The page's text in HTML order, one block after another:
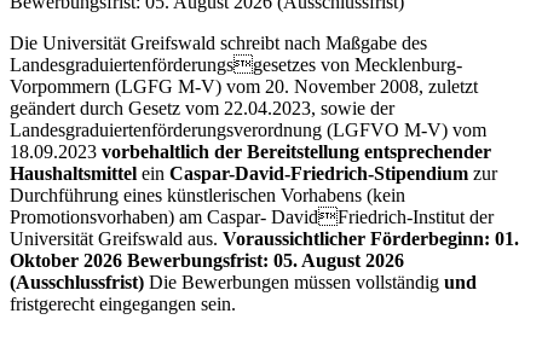
Die Universität Greifswald schreibt nach Maßgabe des
Landesgraduiertenförderungsgesetzes von Mecklenburg-
Vorpommern (LGFG M-V) vom 20. November 2008, zuletzt
geändert durch Gesetz vom 22.04.2023, sowie der
Landesgraduiertenförderungsverordnung (LGFVO M-V) vom
18.09.2023 vorbehaltlich der Bereitstellung entsprechender
Haushaltsmittel ein Caspar-David-Friedrich-Stipendium zur
Durchführung eines künstlerischen Vorhabens (kein
Promotionsvorhaben) am Caspar- DavidFriedrich-Institut der
Universität Greifswald aus. Voraussichtlicher Förderbeginn: 01.
Oktober 2026 Bewerbungsfrist: 05. August 2026
(Ausschlussfrist) Die Bewerbungen müssen vollständig und
fristgerecht eingegangen sein.